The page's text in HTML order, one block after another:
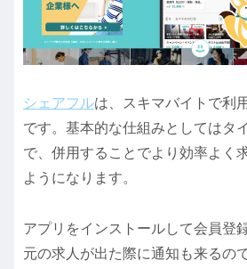
シェアフルは、スキマバイトで利
です。基本的な仕組みとしてはタ
で、併用することでより効率よく
ようになります。
アプリをインストールして会員登
元の求人が出た際に通知も来るの